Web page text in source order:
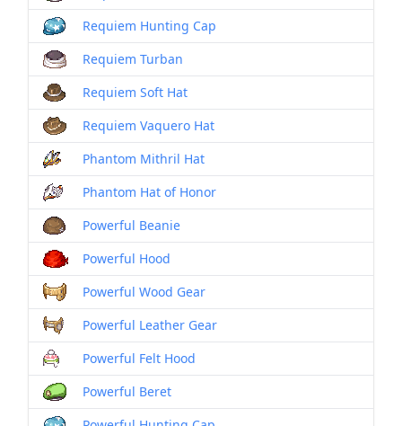
Requiem Hunting Cap
Requiem Turban
Requiem Soft Hat
Requiem Vaquero Hat
Phantom Mithril Hat
Phantom Hat of Honor
Powerful Beanie
Powerful Hood
Powerful Wood Gear
Powerful Leather Gear
Powerful Felt Hood
Powerful Beret